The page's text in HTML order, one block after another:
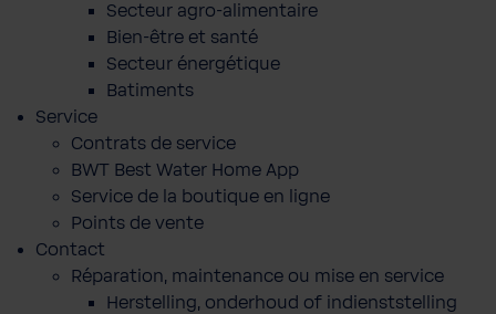
Secteur agro-alimentaire
Bien-être et santé
Secteur énergétique
Batiments
Service
Contrats de service
BWT Best Water Home App
Service de la boutique en ligne
Points de vente
Contact
Réparation, maintenance ou mise en service
Herstelling, onderhoud of indienststelling